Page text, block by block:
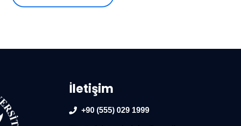
İletişim
+90 (555) 029 1999